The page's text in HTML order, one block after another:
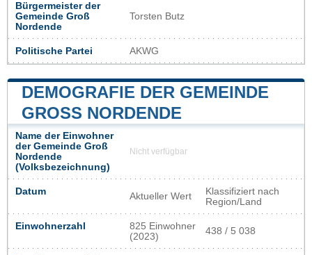
Bürgermeister der
Gemeinde Groß
Nordende
Torsten Butz
Politische Partei AKWG
DEMOGRAFIE DER GEMEINDE
GROSS NORDENDE
Name der Einwohner
der Gemeinde Groß
Nordende
(Volksbezeichnung)
Nicht verfügbar
Datum Aktueller Wert
Klassifiziert nach
Region/Land
Einwohnerzahl
825 Einwohner
(2023)
438 / 5 038